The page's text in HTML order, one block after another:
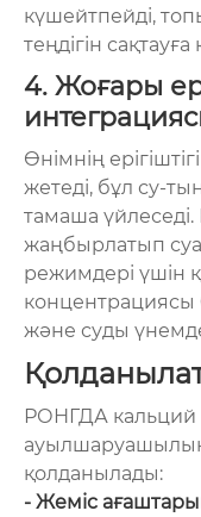
күшейтпейді,
теңдігін
4. Жоғары
Өнімнің
жетеді, бұл су-
тамаша
жаңбырлатып
режимдері үшін
концентрациясы
және суды
РОНГДА
ауылшаруашылық
қолданылады:
- Жеміс